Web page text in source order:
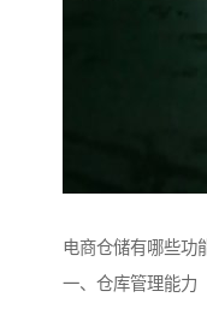
电商仓储有哪些功
一、仓库管理能力